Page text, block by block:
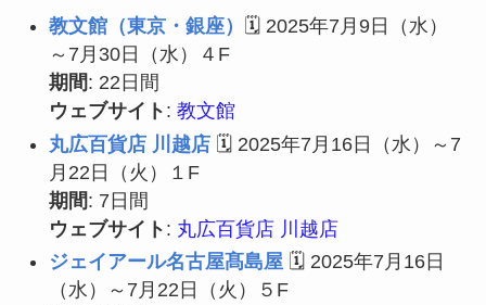
教文館（東京・銀座）
🗓 2025年7月9日（水）
～7月30日（水）４F
期間: 22日間
ウェブサイト : 教文館
丸広百貨店 川越店🗓 2025年7月16日（水）～7
月22日（火）１F
期間: 7日間
ウェブサイト : 丸広百貨店 川越店
ジェイアール名古屋髙島屋🗓 2025年7月16日
（水）～7月22日（火）５F